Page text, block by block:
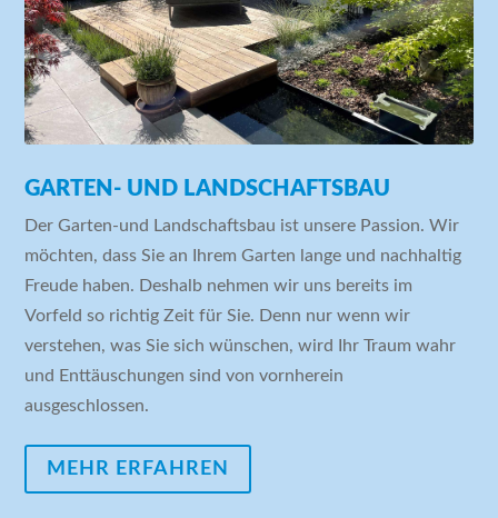
GARTEN- UND LANDSCHAFTSBAU
Der Garten-und Landschaftsbau ist unsere Passion.Wir
möchten, dass Sie an Ihrem Garten lange und nachhaltig
Freude haben. Deshalb nehmen wir uns bereits im
Vorfeld so richtig Zeit für Sie. Denn nur wenn wir
verstehen, was Sie sich wünschen, wird Ihr Traum wahr
und Enttäuschungen sind von vornherein
ausgeschlossen.
MEHR ERFAHREN